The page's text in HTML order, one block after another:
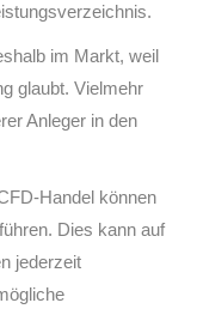
im Markt, weil
glaubt. Vielmehr
Anleger in den
Handel können
Dies kann auf
jederzeit